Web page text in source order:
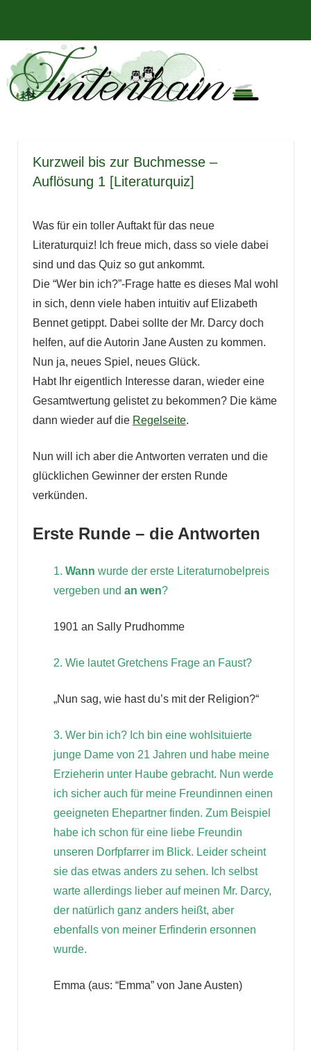
springen
Tintenhain
–
Der
Rezensionen
und
mehr
Kurzweil bis zur Buchmesse –
Auflösung 1 [Literaturquiz]
Was für ein toller Auftakt für das neue
Literaturquiz! Ich freue mich, dass so viele dabei
sind und das Quiz so gut ankommt.
Die “Wer bin ich?”-Frage hatte es dieses Mal wohl
in sich, denn viele haben intuitiv auf Elizabeth
Bennet getippt. Dabei sollte der Mr. Darcy doch
helfen, auf die Autorin Jane Austen zu kommen.
Nun ja, neues Spiel, neues Glück.
Habt Ihr eigentlich Interesse daran, wieder eine
Gesamtwertung gelistet zu bekommen? Die käme
dann wieder auf die Regelseite.
Nun will ich aber die Antworten verraten und die
glücklichen Gewinner der ersten Runde
verkünden.
Erste Runde – die Antworten
1. Wann wurde der erste Literaturnobelpreis
vergeben und an wen?
1901 an Sally Prudhomme
2. Wie lautet Gretchens Frage an Faust?
„Nun sag, wie hast du’s mit der Religion?“
3. Wer bin ich? Ich bin eine wohlsituierte
junge Dame von 21 Jahren und habe meine
Erzieherin unter Haube gebracht. Nun werde
ich sicher auch für meine Freundinnen einen
geeigneten Ehepartner finden. Zum Beispiel
habe ich schon für eine liebe Freundin
unseren Dorfpfarrer im Blick. Leider scheint
sie das etwas anders zu sehen. Ich selbst
warte allerdings lieber auf meinen Mr. Darcy,
der natürlich ganz anders heißt, aber
ebenfalls von meiner Erfinderin ersonnen
wurde.
Emma (aus: “Emma” von Jane Austen)